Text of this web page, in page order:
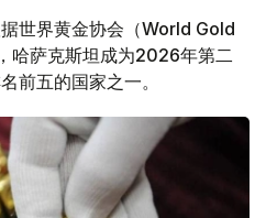
据世界黄金协会（World Gold
哈萨克斯坦成为2026年第二
前五的国家之一。